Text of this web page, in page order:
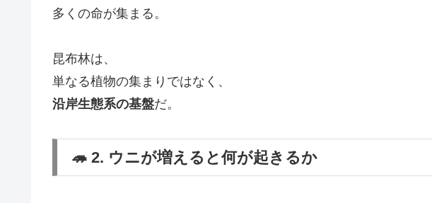
多くの命が集まる。
昆布林は、
単なる植物の集まりではなく、
沿岸生態系の基盤だ。
🦔 2. ウニが増えると何が起きるか